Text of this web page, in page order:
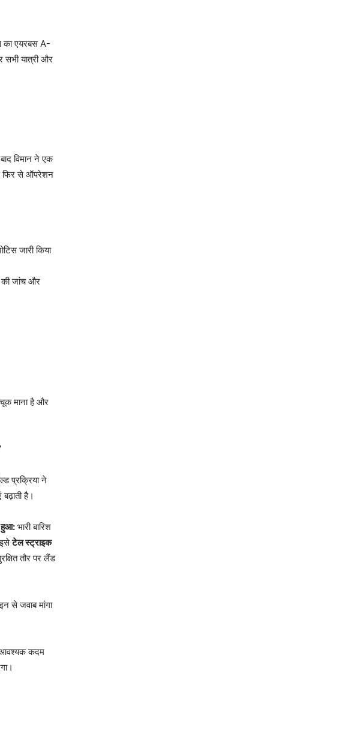
का एयरबस A-
सभी यात्री और
विमान ने एक
फिर से ऑपरेशन
जारी किया
की जांच और
माना है और
प्रक्रिया ने
है।
हुआ: भारी बारिश
इसेटेल स्ट्राइक
तौर पर लैंड
से जवाब मांगा
आवश्यक कदम